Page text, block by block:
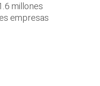
millones
empresas